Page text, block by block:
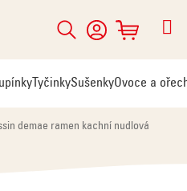
Hledat
NÁKUPNÍ
KOŠÍK
TyčinkySušenkyOvoce a
demae ramen kachní nudlová